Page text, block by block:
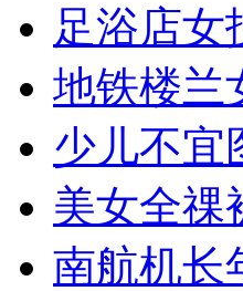
足浴店女
地铁楼兰
少儿不宜
美女全祼
南航机长